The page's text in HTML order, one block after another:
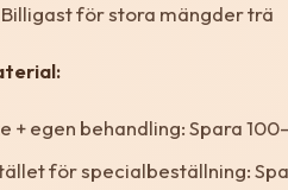
för stora mängder trä
+ egen behandling: Spara
för specialbeställning: